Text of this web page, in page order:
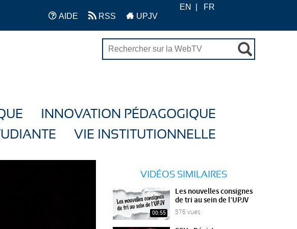
AIDE RSS UPJV
EN FR
INNOVATION PÉDAGOGIQUE
VIE INSTITUTIONNELLE
VIDÉOS SIMILAIRES
00:55
Les nouvelles consignes
de tri au sein de l’UPJV
576 vues